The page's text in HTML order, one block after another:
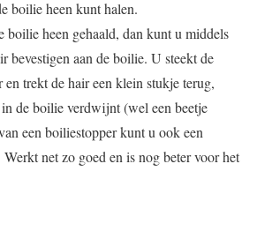
boilie heen kunt halen.
boilie heen gehaald, dan kunt u middels
bevestigen aan de boilie. U steekt de
trekt de hair een klein stukje terug,
de boilie verdwijnt (wel een beetje
een boiliestopper kunt u ook een
net zo goed en is nog beter voor het